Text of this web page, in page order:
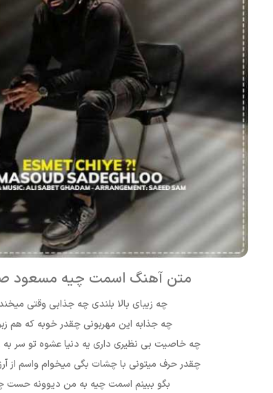
متن آهنگ اسمت چیه مسعود
چه زیبای بالا بلندی چه جذابی وقتی
چه جذابه این مهربونی چقدر خوبه که هم
چه خاصیت بی نظیری داری یه دنیا عشوه تو سر به
چقدر حرف میتونی با چشات بگی میخوام واسم از
بگو ببینم اسمت چیه به من دیوونه حست